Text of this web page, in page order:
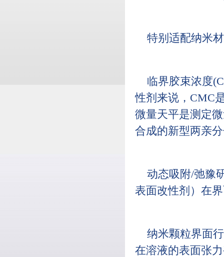
特别适配纳米
临界胶束浓度
性剂来说，CMC
微量天平是测定
合成的新型两亲
动态吸附/弛豫
表面改性剂）在
纳米颗粒界面
在溶液的表面张